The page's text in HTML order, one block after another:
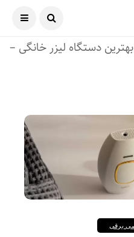
آگوست ۶, ۲۰۲۶
دستگاه لیزر خانگی –
برقی